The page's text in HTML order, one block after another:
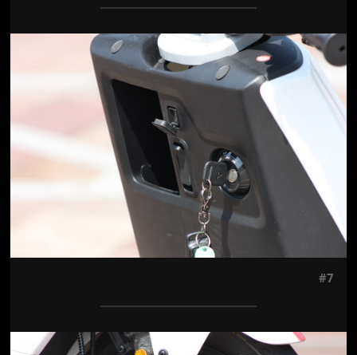
Jön még kép!
#7